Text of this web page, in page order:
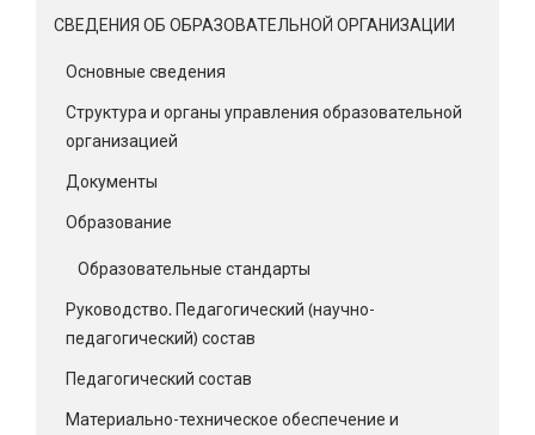
СВЕДЕНИЯ ОБ ОБРАЗОВАТЕЛЬНОЙ ОРГАНИЗАЦИИ
Основные сведения
Структура и органы управления образовательной
организацией
Документы
Образование
Образовательные стандарты
Руководство. Педагогический (научно-
педагогический) состав
Педагогический состав
Материально-техническое обеспечение и